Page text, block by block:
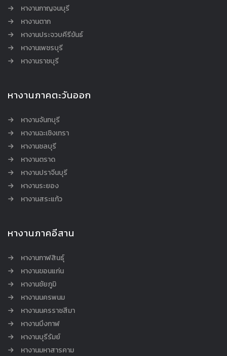
หางานกาญจนบุรี
หางานตาก
หางานประจวบคีรีขันธ์
หางานเพชรบุรี
หางานราชบุรี
หางานภาคตะวันออก
หางานจันทบุรี
หางานฉะเชิงเทรา
หางานชลบุรี
หางานตราด
หางานปราจีนบุรี
หางานระยอง
หางานสระแก้ว
หางานภาคอีสาน
หางานกาฬสินธุ์
หางานขอนแก่น
หางานชัยภูมิ
หางานนครพนม
หางานนครราชสีมา
หางานบึงกาฬ
หางานบุรีรัมย์
หางานมหาสารคาม